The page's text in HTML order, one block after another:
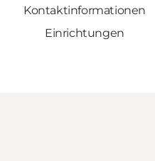
Kontaktinformationen
Einrichtungen